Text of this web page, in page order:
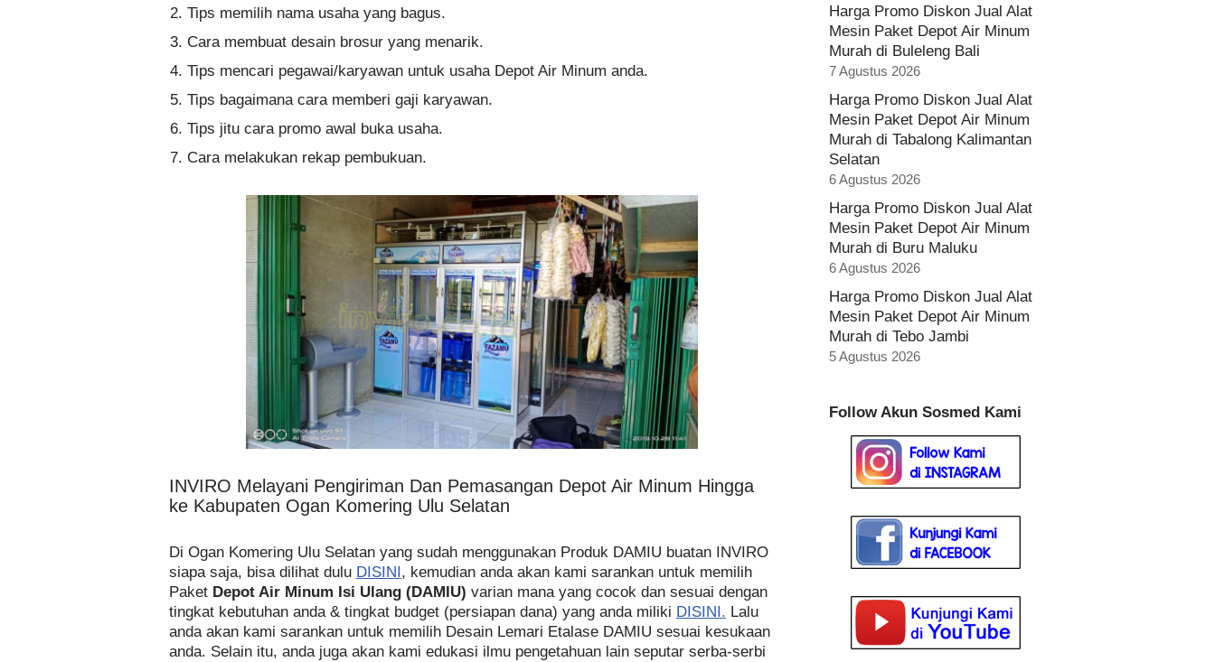
Tips memilih nama usaha yang bagus.
Cara membuat desain brosur yang menarik.
Tips mencari pegawai/karyawan untuk usaha Depot Air Minum anda.
Tips bagaimana cara memberi gaji karyawan.
Tips jitu cara promo awal buka usaha.
Cara melakukan rekap pembukuan.
INVIRO Melayani Pengiriman Dan Pemasangan Depot Air Minum Hingga
ke Kabupaten Ogan Komering Ulu Selatan
Di Ogan Komering Ulu Selatan yang sudah menggunakan Produk DAMIU buatan INVIRO
siapa saja, bisa dilihat dulu DISINI , kemudian anda akan kami sarankan untuk memilih
Paket Depot Air Minum Isi Ulang (DAMIU) varian mana yang cocok dan sesuai dengan
tingkat kebutuhan anda & tingkat budget (persiapan dana) yang anda miliki DISINI. Lalu
anda akan kami sarankan untuk memilih Desain Lemari Etalase DAMIU sesuai kesukaan
anda. Selain itu, anda juga akan kami edukasi ilmu pengetahuan lain seputar serba-serbi
Harga Promo Diskon Jual Alat
Mesin Paket Depot Air Minum
Murah di Buleleng Bali
7 Agustus 2026
Harga Promo Diskon Jual Alat
Mesin Paket Depot Air Minum
Murah di Tabalong Kalimantan
Selatan
6 Agustus 2026
Harga Promo Diskon Jual Alat
Mesin Paket Depot Air Minum
Murah di Buru Maluku
6 Agustus 2026
Harga Promo Diskon Jual Alat
Mesin Paket Depot Air Minum
Murah di Tebo Jambi
5 Agustus 2026
Follow Akun Sosmed Kami